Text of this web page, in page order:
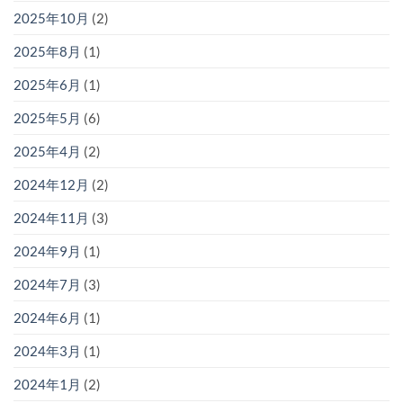
2025年10月 (2)
2025年8月 (1)
2025年6月 (1)
2025年5月 (6)
2025年4月 (2)
2024年12月 (2)
2024年11月 (3)
2024年9月 (1)
2024年7月 (3)
2024年6月 (1)
2024年3月 (1)
2024年1月 (2)